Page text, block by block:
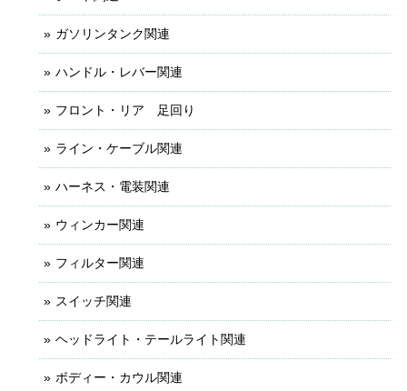
ガソリンタンク関連
ハンドル・レバー関連
フロント・リア 足回り
ライン・ケーブル関連
ハーネス・電装関連
ウィンカー関連
フィルター関連
スイッチ関連
ヘッドライト・テールライト関連
ボディー・カウル関連